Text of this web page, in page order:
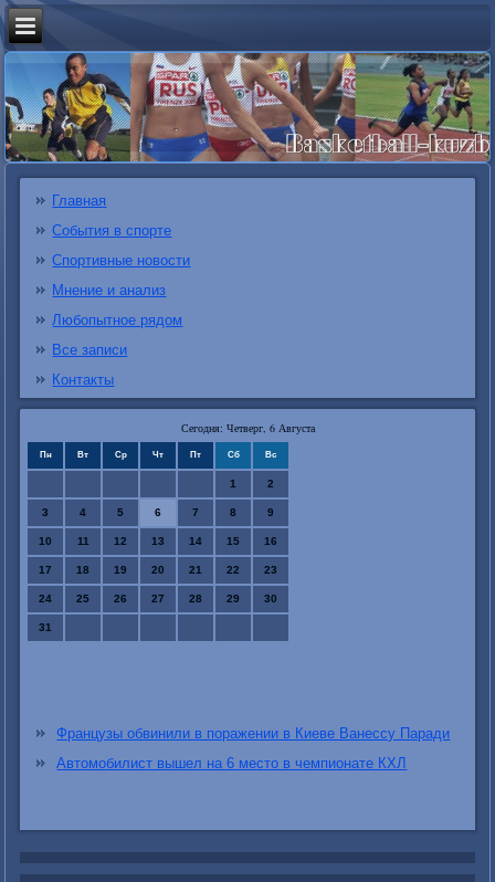
Главная
События в спорте
Спортивные новости
Мнение и анализ
Любопытное рядом
Все записи
Контакты
Сегодня: Четверг, 6 Августа
Пн Вт Ср Чт Пт Сб Вс
1 2
3 4 5 6 7 8 9
10 11 12 13 14 15 16
17 18 19 20 21 22 23
24 25 26 27 28 29 30
31
Французы обвинили в поражении в Киеве Ванессу Паради
Автомобилист вышел на 6 место в чемпионате КХЛ